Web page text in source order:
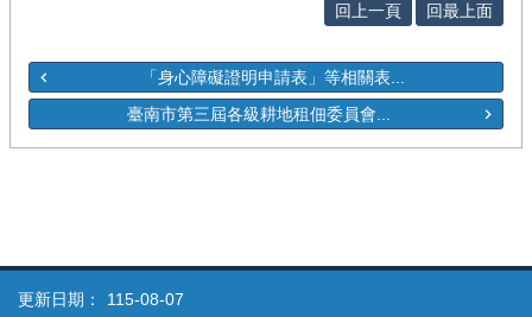
回上一頁 回最上面
「身心障礙證明申請表」等相關表...
臺南市第三屆各級耕地租佃委員會...
更新日期： 115-08-07